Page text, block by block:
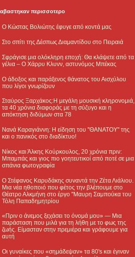
περισσοτερο
Ο Κώστας Βολιώτης έφυγε από κοντά μας
Στο σπίτι της Δέσπως Διαμαντίδου στο Πειραιά
Σφράγισε μια ολόκληρη εποχή: Θα κλάψετε από τα
γέλια – Ο Χάρρυ Κλυνν, αστυνόμος Μπέκας
Ο άδοξος και παράξενος θάνατος του Αισχύλου
που λίγοι γνωρίζουν
Σταύρος Ξαρχάκος:Η μεγάλη μουσική κληρονομιά,
τα 40 χρόνια διαφοράς με τη σύζυγο και η
απόκτηση διδύμων στα 78
Νανά Καραγιάννη: Η είδηση του "ΘΑΝΑΤΟΥ" της
και ο πανικός στο διαδίκτυο!
Νίκος και Άλκης Κούρκουλος, 20 χρόνια πριν:
Μπαμπάς και γιος πιο γοητευτικοί από ποτέ σε μια
σπάνια φωτογραφία
Ο Στέφανος Καρυδάκης συναντά την Ζέτα Λιάλιου.
Μια νέα ηθοποιό που φέτος την βλέπουμε στο
Θέατρο Αλκμήνη στο έργο "Μαυρη Σαμπούκα του
Τόλη Παπαδημητρίου
«Πριν ο άνεμος ξεχάσει το όνομά μου» — Μια
παράσταση που μιλά για τη λήθη με το φως της
ζωής. Είμασταν στην πρεμιέρα και γράφουμε για
αυτή
Οι γυναίκες που «σημάδεψαν» τα 80's και έγιναν